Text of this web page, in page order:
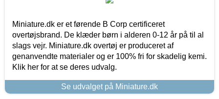
Miniature.dk er et førende B Corp certificeret
overtøjsbrand. De klæder børn i alderen 0-12 år på til al
slags vejr. Miniature.dk overtøj er produceret af
genanvendte materialer og er 100% fri for skadelig kemi.
Klik her for at se deres udvalg.
Se udvalget på Miniature.dk